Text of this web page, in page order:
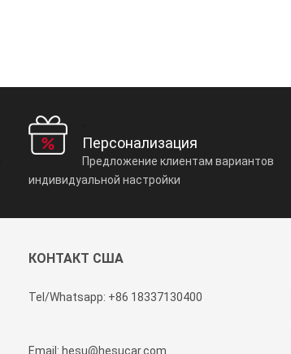
Персонализация
Предложение клиентам вариантов
индивидуальной настройки
КОНТАКТ США
Tel/Whatsapp: +86 18337130400
Email: hesu@hesucar.com